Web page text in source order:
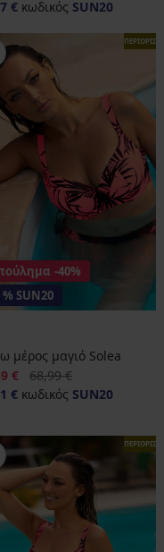
€ κωδικός SUN20
-40%
% SUN20
μέρος μαγιό Solea
€ Αρχική τιμή
68,99 €
€ κωδικός SUN20